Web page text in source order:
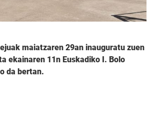
maiatzaren 29an inauguratu zuen
ekainaren 11n Euskadiko I. Bolo
da bertan.